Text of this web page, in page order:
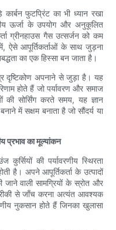
कार्बन फुटप्रिंट का भी ध्यान रखा
ऊर्जा के उपयोग और अनुकूलित
ग्रीनहाउस गैस उत्सर्जन को कम
ऐसे आपूर्तिकर्ताओं के साथ जुड़ना
का एक हिस्सा बन जाता है।
दृष्टिकोण अपनाने से जुड़ा है। यह
होते हैं जो पर्यावरण और समाज
सोर्सिंग करते समय, यह ज्ञान
में सक्षम बनाता है जो सौंदर्य या
प्रभाव का मूल्यांकन
की पर्यावरणीय स्थिरता
है। अपने आपूर्तिकर्ता के उत्पादों
वाली सामग्रियों के स्रोत और
से जाँच करना अत्यंत आवश्यक
नुकसान होते हैं जिनका खुलासा